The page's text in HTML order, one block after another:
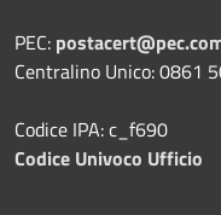
PEC:
Centralino Unico: 0861
Codice IPA: c_f690
Codice Univoco Ufficio